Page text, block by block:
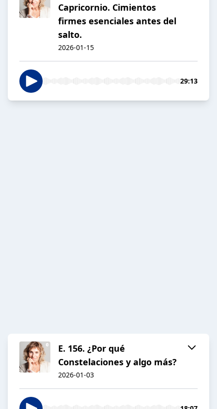
Capricornio. Cimientos
firmes esenciales antes del
salto.
2026-01-15
29:13
E. 156. ¿Por qué
Constelaciones y algo más?
2026-01-03